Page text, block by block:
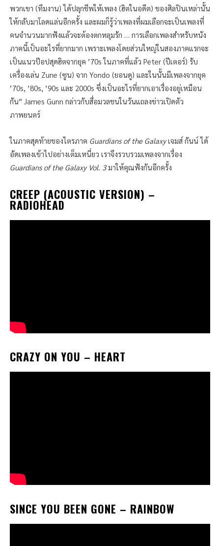
พวกเขา (ทีมงาน) ได้ปลุกชีพให้เพลง (ฮิตในอดีต) ของศิลปินเหล่านั้น
ให้กลับมาโลดแล่นอีกครั้ง และผมก็รู้ว่าเพลงที่ผมเลือกจะเป็นเพลงที่
คนจำนวนมากฟังแล้วจะต้องตกหลุมรัก … การเลือกเพลงสำหรับหนัง
ภาคนี้เป็นอะไรที่ยากมาก เพราะเพลงโดยส่วนใหญ่ในสองภาคแรกจะ
เป็นแนวป๊อปสุดฮิตจากยุค ’70s ในภาคที่แล้ว Peter (ปีเตอร์) รับ
เครื่องเล่น Zune (ซูน) จาก Yondo (ยอนดู) และในนั้นมีเพลงจากยุค
’70s, ’80s, ’90s และ 2000s ซึ่งเป็นอะไรที่ยากเอาเรื่องอยู่เหมือน
กัน” James Gunn กล่าวกับสื่อมวลชนในวันแถลงข่าวเปิดตัว
ภาพยนตร์
ในภาคสุดท้ายของไตรภาค Guardians of the Galaxyเจมส์ กันน์ ได้
อัดเพลงเข้าไปอย่างเต็มเหนี่ยว เราจึงรวบรวมเพลงจากเรื่อง
Guardians of the Galaxy Vol. 3มาให้คุณฟังกันอีกครั้ง
CREEP (ACOUSTIC VERSION) –
RADIOHEAD
CRAZY ON YOU – HEART
SINCE YOU BEEN GONE – RAINBOW